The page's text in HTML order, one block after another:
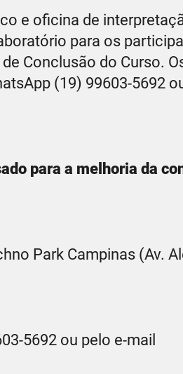
e oficina de
para os
Conclusão do Curso.
(19) 99603-5692
para a melhoria da
Park Campinas (Av.
5692 ou pelo e-mail